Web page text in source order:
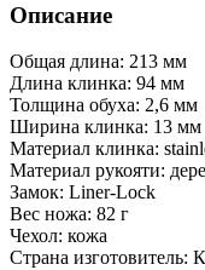
Описание
Общая длина: 213 мм
Длина клинка: 94 мм
Толщина обуха: 2,6 мм
Ширина клинка: 13 мм
Материал клинка:
Материал рукояти:
Замок: Liner-Lock
Вес ножа: 82 г
Чехол: кожа
Страна изготовитель: